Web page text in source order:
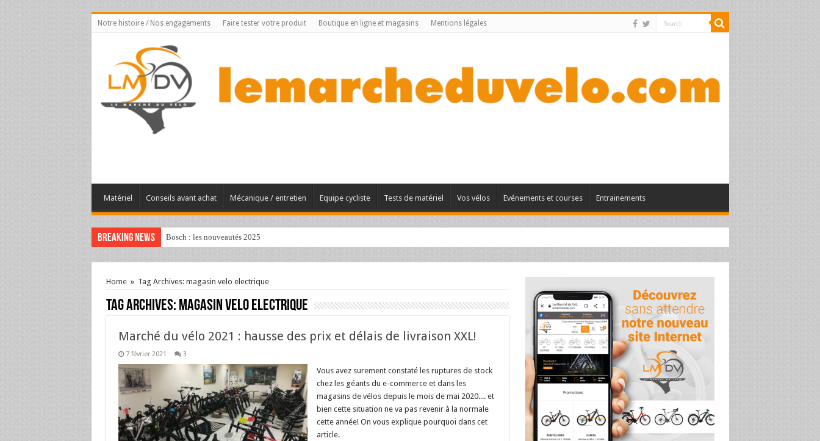
Notre histoire / Nos engagements Faire tester votre produit Boutique en ligne et magasins Mentions légales
Matériel Conseils avant achat Mécanique / entretien Equipe cycliste Tests de matériel Vos vélos Evénements et courses Entrainements
Breaking News Bosch : les nouveautés 2025
Home » Tag Archives: magasin velo electrique
Tag Archives: magasin velo electrique
Marché du vélo 2021 : hausse des prix et délais de livraison XXL!
7 février 2021 3
Vous avez surement constaté les ruptures de stock
chez les géants du e-commerce et dans les
magasins de vélos depuis le mois de mai 2020.... et
bien cette situation ne va pas revenir à la normale
cette année! On vous explique pourquoi dans cet
article.